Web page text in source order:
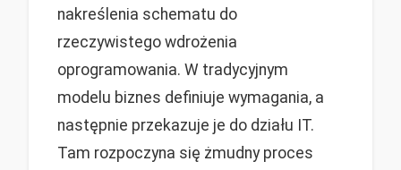
nakreślenia schematu do
rzeczywistego wdrożenia
oprogramowania. W tradycyjnym
modelu biznes definiuje wymagania, a
następnie przekazuje je do działu IT.
Tam rozpoczyna się żmudny proces